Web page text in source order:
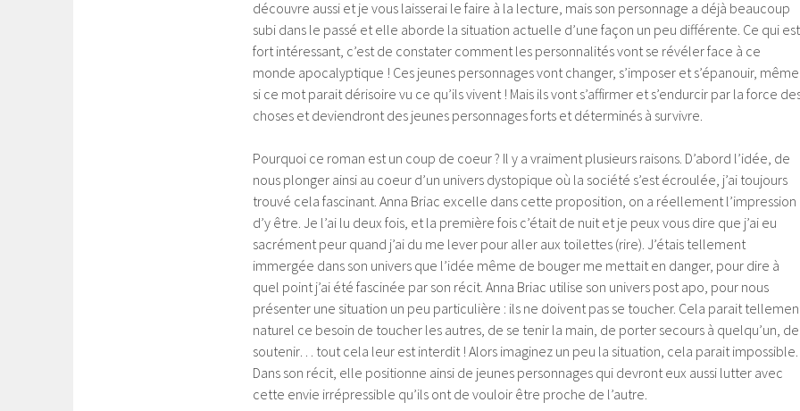
découvre aussi et je vous laisserai le faire à la lecture, mais son personnage a déjà beaucoup
subi dans le passé et elle aborde la situation actuelle d’une façon un peu différente. Ce qui est
fort intéressant, c’est de constater comment les personnalités vont se révéler face à ce
monde apocalyptique ! Ces jeunes personnages vont changer, s’imposer et s’épanouir, même
si ce mot parait dérisoire vu ce qu’ils vivent ! Mais ils vont s’affirmer et s’endurcir par la force
choses et deviendront des jeunes personnages forts et déterminés à survivre.
Pourquoi ce roman est un coup de coeur ? Il y a vraiment plusieurs raisons. D’abord l’idée, de
nous plonger ainsi au coeur d’un univers dystopique où la société s’est écroulée, j’ai toujours
trouvé cela fascinant. Anna Briac excelle dans cette proposition, on a réellement l’impression
d’y être. Je l’ai lu deux fois, et la première fois c’était de nuit et je peux vous dire que j’ai eu
sacrément peur quand j’ai du me lever pour aller aux toilettes (rire). J’étais tellement
immergée dans son univers que l’idée même de bouger me mettait en danger, pour dire à
quel point j’ai été fascinée par son récit. Anna Briac utilise son univers post apo, pour nous
présenter une situation un peu particulière : ils ne doivent pas se toucher. Cela parait
naturel ce besoin de toucher les autres, de se tenir la main, de porter secours à quelqu’un, de
soutenir… tout cela leur est interdit ! Alors imaginez un peu la situation, cela parait impossible.
Dans son récit, elle positionne ainsi de jeunes personnages qui devront eux aussi lutter avec
cette envie irrépressible qu’ils ont de vouloir être proche de l’autre.